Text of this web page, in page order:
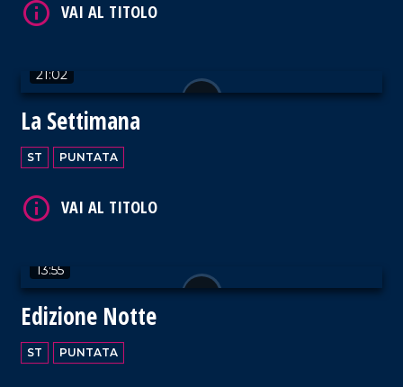
21:02
La Settimana
ST PUNTATA
13:55
Edizione Notte
ST PUNTATA
VAI AL TITOLO